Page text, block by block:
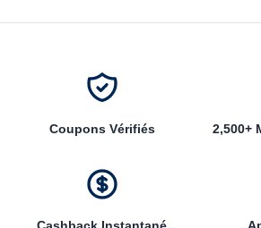
Coupons Vérifiés 2,500+